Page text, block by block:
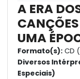
A ERA
UMA
Formato(s): CD
Diversos
Especiais)